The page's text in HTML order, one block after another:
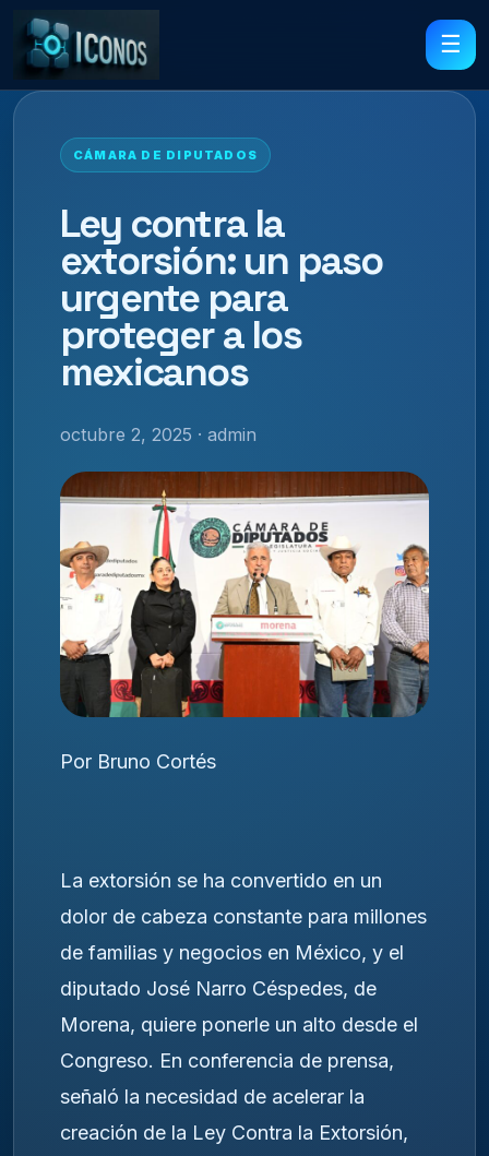
☰
CÁMARA DE DIPUTADOS
Ley contra la
extorsión: un paso
urgente para
proteger a los
mexicanos
octubre 2, 2025 · admin
Por Bruno Cortés
La extorsión se ha convertido en un
dolor de cabeza constante para millones
de familias y negocios en México, y el
diputado José Narro Céspedes, de
Morena, quiere ponerle un alto desde el
Congreso. En conferencia de prensa,
señaló la necesidad de acelerar la
creación de la Ley Contra la Extorsión,